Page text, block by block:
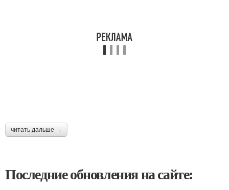
читать дальше →
Последние обновления на сайте: